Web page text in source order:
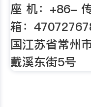
座 机：+86-
箱：
国江苏省常州
戴溪东街5号